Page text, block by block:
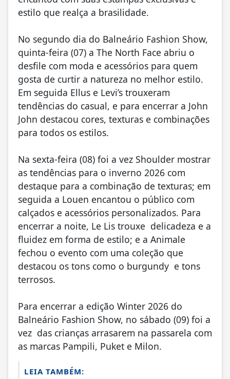
estilo que realça a brasilidade.
No segundo dia do Balneário Fashion Show,
quinta-feira (07) a The North Face abriu o
desfile com moda e acessórios para quem
gosta de curtir a natureza no melhor estilo.
Em seguida Ellus e Levi’s trouxeram
tendências do casual, e para encerrar a John
John destacou cores, texturas e combinações
para todos os estilos.
Na sexta-feira (08) foi a vez Shoulder mostrar
as tendências para o inverno 2026 com
destaque para a combinação de texturas; em
seguida a Louen encantou o público com
calçados e acessórios personalizados. Para
encerrar a noite, Le Lis trouxe delicadeza e a
fluidez em forma de estilo; e a Animale
fechou o evento com uma coleção que
destacou os tons como o burgundy e tons
terrosos.
Para encerrar a edição Winter 2026 do
Balneário Fashion Show, no sábado (09) foi a
vez das crianças arrasarem na passarela com
as marcas Pampili, Puket e Milon.
LEIA TAMBÉM: